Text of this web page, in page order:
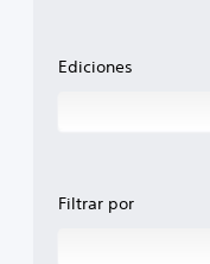
Ediciones
Filtrar por